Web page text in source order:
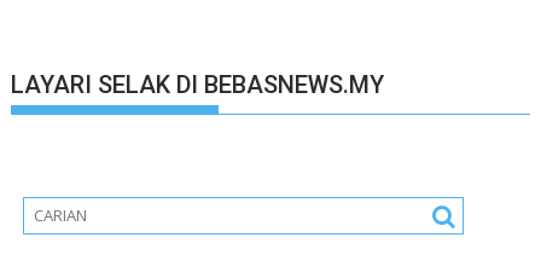
LAYARI SELAK DI BEBASNEWS.MY